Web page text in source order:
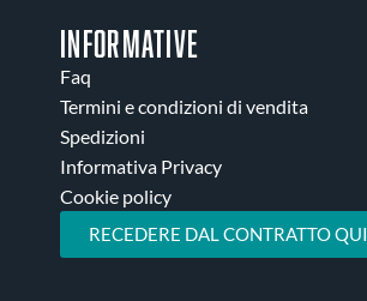
INFORMATIVE
Faq
Termini e condizioni di vendita
Spedizioni
Informativa Privacy
Cookie policy
RECEDERE DAL CONTRATTO QUI